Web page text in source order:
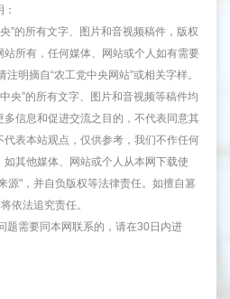
”的所有文字、图片和音视频稿件，版权
所有，任何媒体、网站或个人如有需要
明摘自“农工党中央网站”或相关字样。
央”的所有文字、图片和音视频等稿件均
信息和促进交流之目的，不代表同意其
表本站观点，仅供参考，我们不作任何
其他媒体、网站或个人从本网下载使
源"，并自负版权等法律责任。如擅自篡
依法追究责任。
需要同本网联系的，请在30日内进